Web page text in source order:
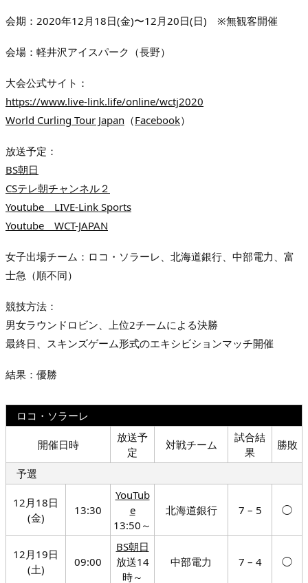
会期：2020年12月18日(金)〜12月20日(日) ※無観客開催
会場：軽井沢アイスパーク（長野）
大会公式サイト：
https://www.live-link.life/online/wctj2020
World Curling Tour Japan （Facebook）
放送予定：
BS朝日
CSテレ朝チャンネル２
Youtube LIVE-Link Sports
Youtube WCT-JAPAN
女子出場チーム：ロコ・ソラーレ、北海道銀行、中部電力、富
士急（順不同）
競技方法：
男女ラウンドロビン、上位2チームによる決勝
最終日、スキンズゲーム形式のエキシビションマッチ開催
結果：優勝
ロコ・ソラーレ
開催日時
放送予
定
対戦チーム
試合結
果
勝敗
予選
12月18日
(金)
13:30
YouTub
e
13:50～
北海道銀行 7 – 5 ◯
12月19日
(土)
09:00
BS朝日
放送14
時～
中部電力 7 – 4 ◯